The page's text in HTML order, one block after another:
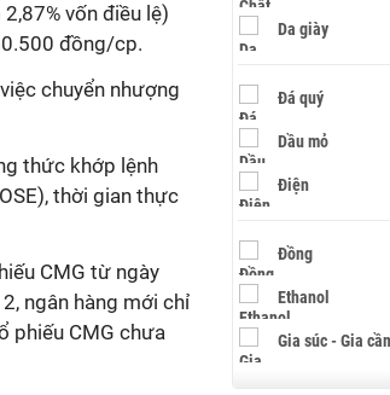
vốn điều lệ)
đồng/cp.
chuyển nhượng
thức khớp lệnh
thời gian thực
CMG từ ngày
ngân hàng mới chỉ
phiếu CMG chưa
Da giày
Đá quý
Dầu mỏ
Điện
Đồng
Ethanol
Gia súc - Gia